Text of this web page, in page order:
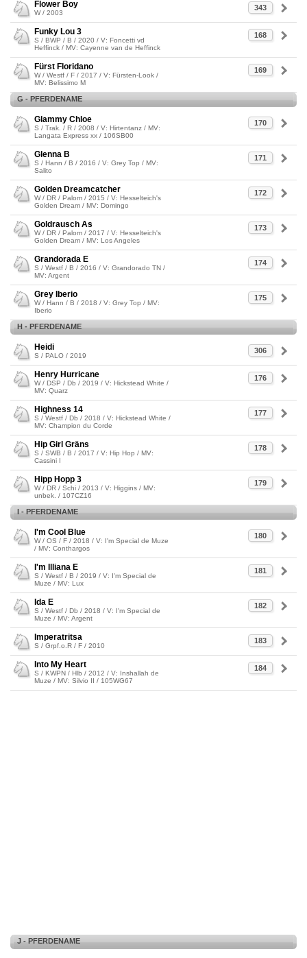
343
Flower Boy
W / 2003
168
Funky Lou 3
S / BWP / B / 2020 / V: Foncetti vd
Heffinck / MV: Cayenne van de Heffinck
169
Fürst Floridano
W / Westf / F / 2017 / V: Fürsten-Look /
MV: Belissimo M
G - PFERDENAME
170
Glammy Chloe
S / Trak. / R / 2008 / V: Hirtentanz / MV:
Langata Express xx / 106SB00
171
Glenna B
S / Hann / B / 2016 / V: Grey Top / MV:
Salito
172
Golden Dreamcatcher
W / DR / Palom / 2015 / V: Hesselteich's
Golden Dream / MV: Domingo
173
Goldrausch As
W / DR / Palom / 2017 / V: Hesselteich's
Golden Dream / MV: Los Angeles
174
Grandorada E
S / Westf / B / 2016 / V: Grandorado TN /
MV: Argent
175
Grey Iberio
W / Hann / B / 2018 / V: Grey Top / MV:
Iberio
H - PFERDENAME
306
Heidi
S / PALO / 2019
176
Henry Hurricane
W / DSP / Db / 2019 / V: Hickstead White /
MV: Quarz
177
Highness 14
S / Westf / Db / 2018 / V: Hickstead White /
MV: Champion du Corde
178
Hip Girl Gräns
S / SWB / B / 2017 / V: Hip Hop / MV:
Cassini I
179
Hipp Hopp 3
W / DR / Schi / 2013 / V: Higgins / MV:
unbek. / 107CZ16
I - PFERDENAME
180
I'm Cool Blue
W / OS / F / 2018 / V: I'm Special de Muze
/ MV: Conthargos
181
I'm Illiana E
S / Westf / B / 2019 / V: I'm Special de
Muze / MV: Lux
182
Ida E
S / Westf / Db / 2018 / V: I'm Special de
Muze / MV: Argent
183
Imperatritsa
S / Grpf.o.R / F / 2010
184
Into My Heart
S / KWPN / Hlb / 2012 / V: Inshallah de
Muze / MV: Silvio II / 105WG67
J - PFERDENAME